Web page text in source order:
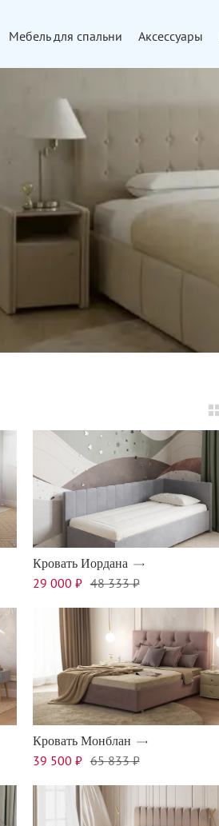
Мебель для спальни Аксессуары
Кровать Иордана
29 000 ₽ 48 333 ₽
Кровать Монблан
39 500 ₽ 65 833 ₽